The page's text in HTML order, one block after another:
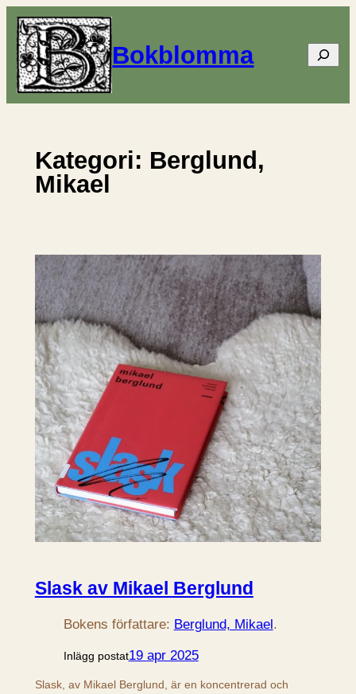
Hoppa
till
innehåll
Bokblomma Sök
Kategori: Berglund,
Mikael
Slask av Mikael Berglund
Bokens författare: Berglund, Mikael .
Inlägg postat19 apr 2025
Slask, av Mikael Berglund, är en koncentrerad och